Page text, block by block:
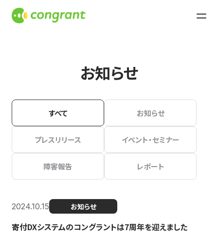
お知らせ
すべて お知らせ
プレスリリース イベント・セミナー
障害報告 レポート
2024.10.15 お知らせ
寄付DXシステムのコングラントは7周年を迎えました